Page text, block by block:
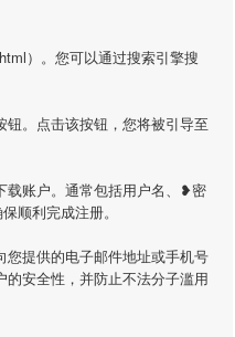
）。您可以通过搜索引擎搜
。点击该按钮，您将被引导至
载账户。通常包括用户名、❥密
顺利完成注册。
提供的电子邮件地址或手机号
安全性，并防止不法分子滥用